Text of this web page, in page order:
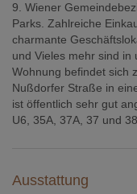
9. Wiener
Parks. Zahlreiche
charmante
und Vieles mehr sind in
Wohnung befindet sich
Nußdorfer Straße in
ist öffentlich sehr gut
U6, 35A, 37A, 37 und
Ausstattung